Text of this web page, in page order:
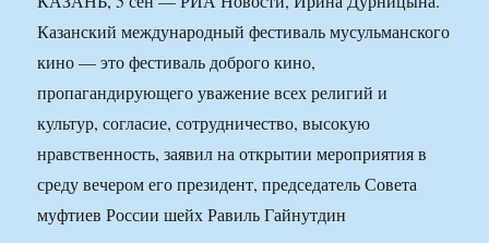
Казанский международный фестиваль мусульманского
кино — это фестиваль доброго кино,
пропагандирующего уважение всех религий и
культур, согласие, сотрудничество, высокую
нравственность, заявил на открытии мероприятия в
среду вечером его президент, председатель Совета
муфтиев России шейх Равиль Гайнутдин